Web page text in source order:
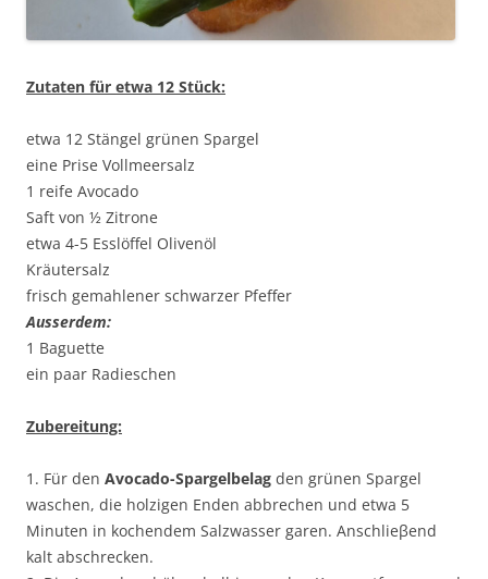
Zutaten für etwa 12 Stück:
etwa 12 Stängel grünen Spargel
eine Prise Vollmeersalz
1 reife Avocado
Saft von ½ Zitrone
etwa 4-5 Esslöffel Olivenöl
Kräutersalz
frisch gemahlener schwarzer Pfeffer
Ausserdem:
1 Baguette
ein paar Radieschen
Zubereitung:
1. Für den Avocado-Spargelbelag den grünen Spargel
waschen, die holzigen Enden abbrechen und etwa 5
Minuten in kochendem Salzwasser garen. Anschlieβend
kalt abschrecken.